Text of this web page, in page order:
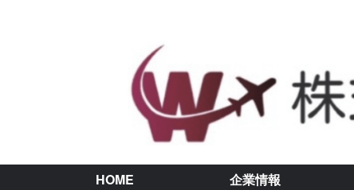
HOME 企業情報